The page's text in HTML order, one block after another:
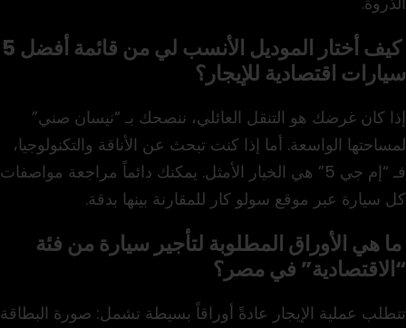
كيف أختار الموديل الأنسب لي من قائمة أفضل 5
سيارات اقتصادية للإيجار؟
إذا كان غرضك هو التنقل العائلي، ننصحك بـ “نيسان صني”
لمساحتها الواسعة. أما إذا كنت تبحث عن الأناقة والتكنولوجيا،
فـ “إم جي 5” هي الخيار الأمثل. يمكنك دائماً مراجعة مواصفات
كل سيارة عبر موقع سولو كار للمقارنة بينها بدقة.
ما هي الأوراق المطلوبة لتأجير سيارة من فئة
“الاقتصادية” في مصر؟
تتطلب عملية الإيجار عادةً أوراقاً بسيطة تشمل: صورة البطاقة